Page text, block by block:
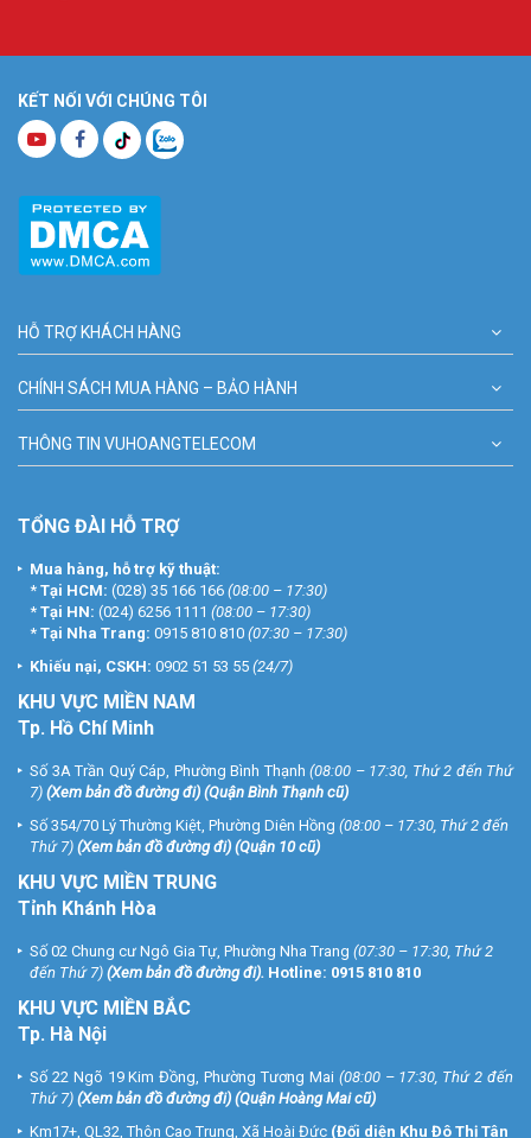
KẾT NỐI VỚI CHÚNG TÔI
HỖ TRỢ KHÁCH HÀNG
CHÍNH SÁCH MUA HÀNG – BẢO HÀNH
THÔNG TIN VUHOANGTELECOM
TỔNG ĐÀI HỖ TRỢ
Mua hàng, hỗ trợ kỹ thuật:
* Tại HCM: (028) 35 166 166 (08:00 – 17:30)
* Tại HN: (024) 6256 1111 (08:00 – 17:30)
* Tại Nha Trang: 0915 810 810 (07:30 – 17:30)
Khiếu nại, CSKH: 0902 51 53 55 (24/7)
KHU VỰC MIỀN NAM
Tp. Hồ Chí Minh
Số 3A Trần Quý Cáp, Phường Bình Thạnh (08:00 – 17:30, Thứ 2 đến Thứ
7) (Xem bản đồ đường đi) (Quận Bình Thạnh cũ)
Số 354/70 Lý Thường Kiệt, Phường Diên Hồng (08:00 – 17:30, Thứ 2 đến
Thứ 7) (Xem bản đồ đường đi) (Quận 10 cũ)
KHU VỰC MIỀN TRUNG
Tỉnh Khánh Hòa
Số 02 Chung cư Ngô Gia Tự, Phường Nha Trang (07:30 – 17:30, Thứ 2
đến Thứ 7) (Xem bản đồ đường đi). Hotline: 0915 810 810
KHU VỰC MIỀN BẮC
Tp. Hà Nội
Số 22 Ngõ 19 Kim Đồng, Phường Tương Mai (08:00 – 17:30, Thứ 2 đến
Thứ 7) (Xem bản đồ đường đi) (Quận Hoàng Mai cũ)
Km17+, QL32, Thôn Cao Trung, Xã Hoài Đức (Đối diện Khu Đô Thị Tân